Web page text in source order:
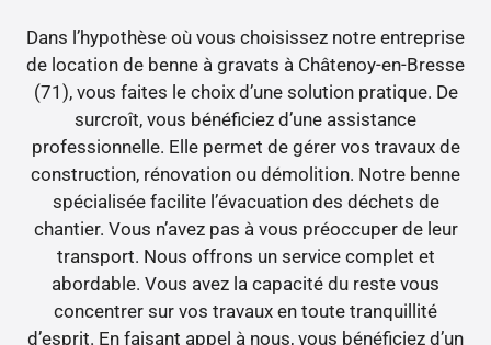
Dans l’hypothèse où vous choisissez notre entreprise
de location de benne à gravats à Châtenoy-en-Bresse
(71), vous faites le choix d’une solution pratique. De
surcroît, vous bénéficiez d’une assistance
professionnelle. Elle permet de gérer vos travaux de
construction, rénovation ou démolition. Notre benne
spécialisée facilite l’évacuation des déchets de
chantier. Vous n’avez pas à vous préoccuper de leur
transport. Nous offrons un service complet et
abordable. Vous avez la capacité du reste vous
concentrer sur vos travaux en toute tranquillité
d’esprit. En faisant appel à nous, vous bénéficiez d’un